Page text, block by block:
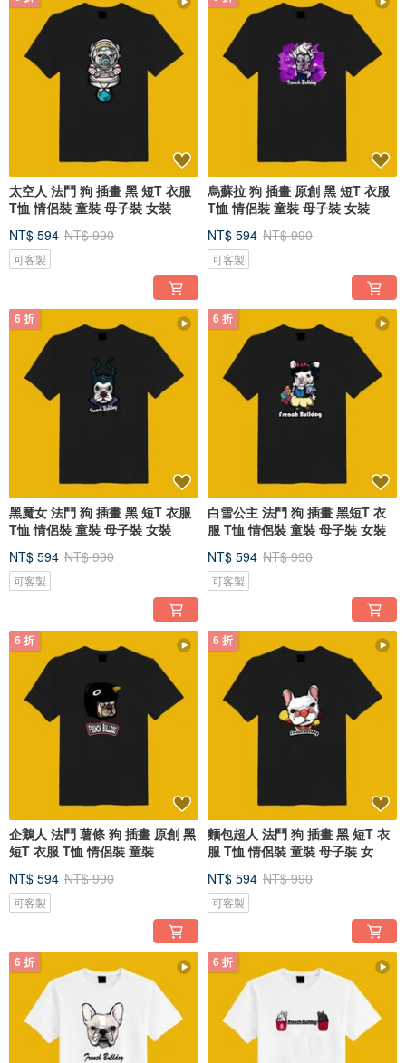
太空人 法鬥 狗 插畫 黑 短T 衣服
T恤 情侶裝 童裝 母子裝 女裝
NT$ 594 NT$ 990
可客製
烏蘇拉 狗 插畫 原創 黑 短T 衣服
T恤 情侶裝 童裝 母子裝 女裝
NT$ 594 NT$ 990
可客製
6 折
黑魔女 法鬥 狗 插畫 黑 短T 衣服
T恤 情侶裝 童裝 母子裝 女裝
NT$ 594 NT$ 990
可客製
6 折
白雪公主 法鬥 狗 插畫 黑短T 衣
服 T恤 情侶裝 童裝 母子裝 女裝
NT$ 594 NT$ 990
可客製
6 折
企鵝人 法鬥 薯條 狗 插畫 原創 黑
短T 衣服 T恤 情侶裝 童裝
NT$ 594 NT$ 990
可客製
6 折
麵包超人 法鬥 狗 插畫 黑 短T 衣
服 T恤 情侶裝 童裝 母子裝 女
NT$ 594 NT$ 990
可客製
6 折 6 折